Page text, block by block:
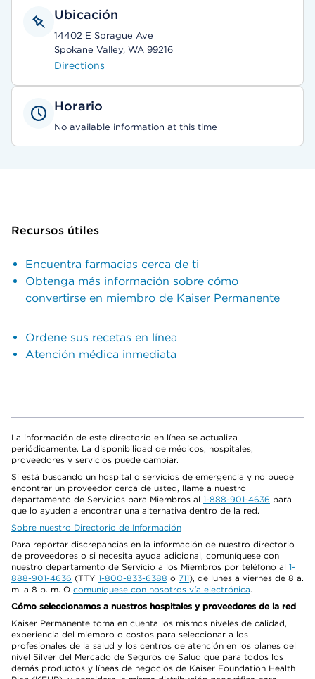
Ubicación
14402 E Sprague Ave
Spokane Valley, WA 99216
Directions
Horario
No available information at this time
Recursos útiles
Encuentra farmacias cerca de ti
Obtenga más información sobre cómo
convertirse en miembro de Kaiser Permanente
Ordene sus recetas en línea
Atención médica inmediata
La información de este directorio en línea se actualiza
periódicamente. La disponibilidad de médicos, hospitales,
proveedores y servicios puede cambiar.
Si está buscando un hospital o servicios de emergencia y no puede
encontrar un proveedor cerca de usted, llame a nuestro
departamento de Servicios para Miembros al 1-888-901-4636 para
que lo ayuden a encontrar una alternativa dentro de la red.
Sobre nuestro Directorio de Información
Para reportar discrepancias en la información de nuestro directorio
de proveedores o si necesita ayuda adicional, comuníquese con
nuestro departamento de Servicio a los Miembros por teléfono al 1-
888-901-4636 (TTY 1-800-833-6388 o 711), de lunes a viernes de 8 a.
m. a 8 p. m. O comuníquese con nosotros vía electrónica.
Cómo seleccionamos a nuestros hospitales y proveedores de la red
Kaiser Permanente toma en cuenta los mismos niveles de calidad,
experiencia del miembro o costos para seleccionar a los
profesionales de la salud y los centros de atención en los planes del
nivel Silver del Mercado de Seguros de Salud que para todos los
demás productos y líneas de negocios de Kaiser Foundation Health